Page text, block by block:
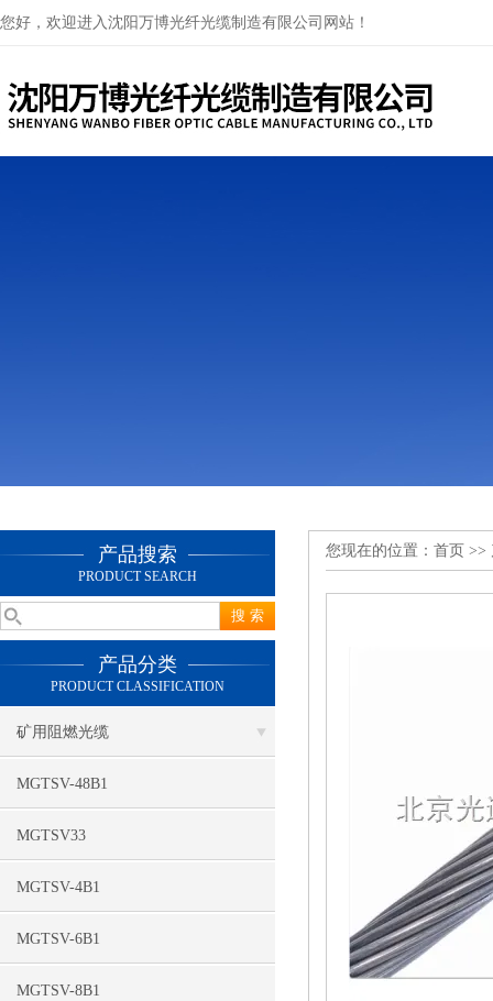
您好，欢迎进入沈阳万博光纤光缆制造有限公司网站！
产品搜索
PRODUCT SEARCH
产品分类
PRODUCT CLASSIFICATION
矿用阻燃光缆
MGTSV-48B1
MGTSV33
MGTSV-4B1
MGTSV-6B1
MGTSV-8B1
您现在的位置： 首页 >>